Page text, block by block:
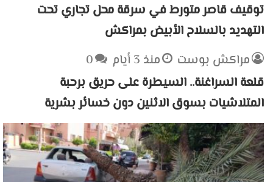
توقيف قاصر متورط في سرقة محل تجاري تحت
التهديد بالسلاح الأبيض بمراكش
مراكش بوست
منذ 3 أيام
0
قلعة السراغنة.. السيطرة على حريق برحبة
المتلاشيات بسوق الاثنين دون خسائر بشرية